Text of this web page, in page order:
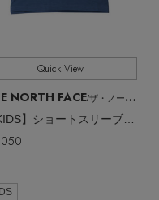
Quick View
NORTH FACE/ザ・ノース・フェイス
【KIDS】ショートスリーブヒートプロテクションティー